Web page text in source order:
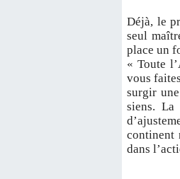
Déjà, le
seul
place un
« Toute
vous
surgir
siens.
continent
dans